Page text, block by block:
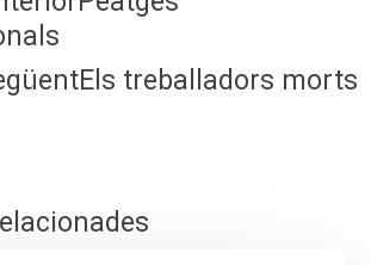
Els treballadors morts